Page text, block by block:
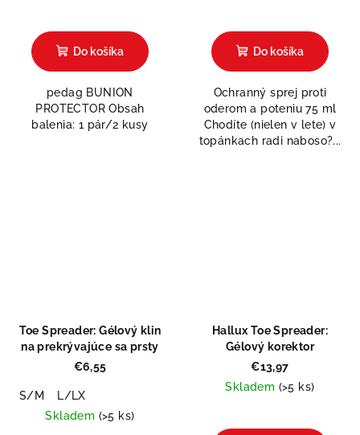
Do košíka
pedag BUNION
PROTECTOR Obsah
balenia: 1 pár/2 kusy
hodnotenie
produktu
z
5
hviezdičiek.
Do košíka
Ochranný sprej proti
oderom a poteniu 75 ml
Chodíte (nielen v lete) v
topánkach radi naboso?...
Toe Spreader: Gélový klin
na prekrývajúce sa prsty
€6,55
S/M
L/LX
Skladem (>5 ks)
Hallux Toe Spreader:
Gélový korektor
€13,97
Skladem (>5 ks)